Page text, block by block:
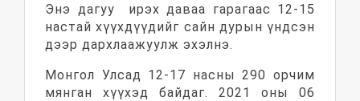
Энэ дагуу ирэх даваа гарагаас 12-15
настай хүүхдүүдийг сайн дурын үндсэн
дээр дархлаажуулж эхэлнэ.
Монгол Улсад 12-17 насны 290 орчим
мянган хүүхэд байдаг. 2021 оны 06